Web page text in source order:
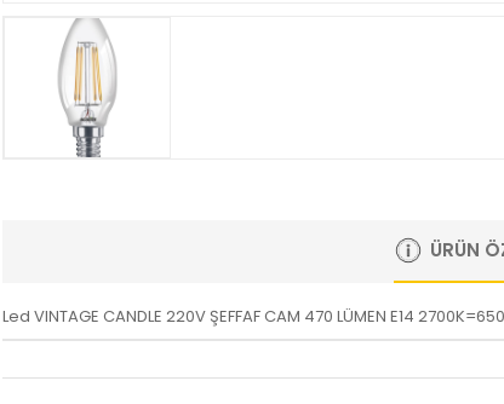
ÜRÜN
Led VINTAGE CANDLE 220V ŞEFFAF CAM 470 LÜMEN E14